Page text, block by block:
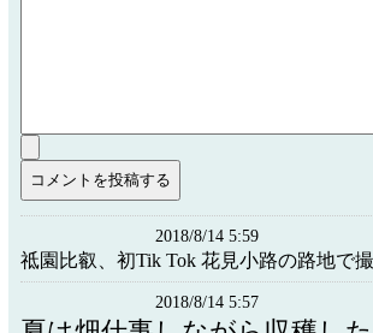
2018/8/14 5:59
祗園比叡、初Tik Tok 花見小路の路地で
2018/8/14 5:57